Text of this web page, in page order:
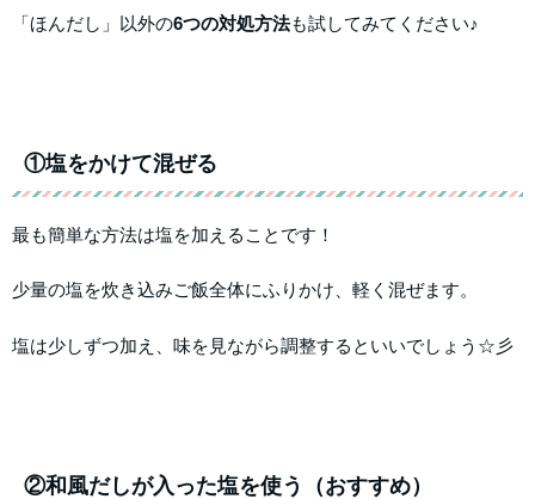
「ほんだし」以外の6つの対処方法も試してみてください♪
①塩をかけて混ぜる
最も簡単な方法は塩を加えることです！
少量の塩を炊き込みご飯全体にふりかけ、軽く混ぜます。
塩は少しずつ加え、味を見ながら調整するといいでしょう☆彡
②和風だしが入った塩を使う（おすすめ）